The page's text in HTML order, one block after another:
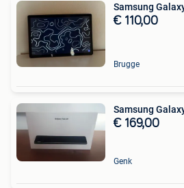
Samsung
€ 110,00
Brugge
Samsung
€ 169,00
Genk